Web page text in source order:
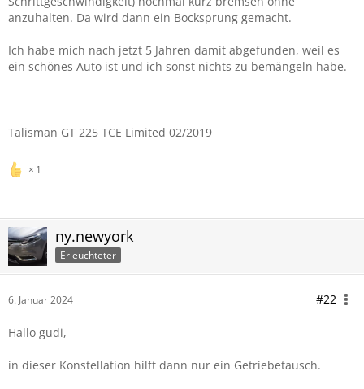
anzuhalten. Da wird dann ein Bocksprung gemacht.
Ich habe mich nach jetzt 5 Jahren damit abgefunden, weil es
ein schönes Auto ist und ich sonst nichts zu bemängeln habe.
Talisman GT 225 TCE Limited 02/2019
1
ny.newyork
Erleuchteter
6. Januar 2024 #22
Hallo gudi,
in dieser Konstellation hilft dann nur ein Getriebetausch.